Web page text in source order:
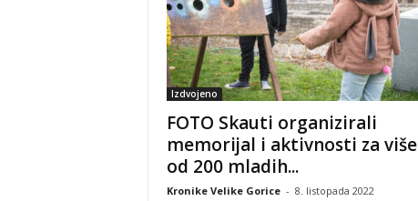
Izdvojeno
FOTO Skauti organizirali
memorijal i aktivnosti za više
od 200 mladih...
Kronike Velike Gorice - 8. listopada 2022